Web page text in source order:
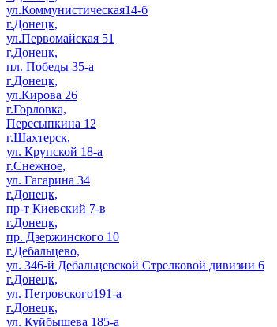
ул.Коммунистическая14-б
г.Донецк,
ул.Первомайская 51
г.Донецк,
пл. Победы 35-а
г.Донецк,
ул.Кирова 26
г.Горловка,
Пересыпкина 12
г.Шахтерск,
ул. Крупской 18-а
г.Снежное,
ул. Гагарина 34
г.Донецк,
пр-т Киевский 7-в
г.Донецк,
пр. Дзержинского 10
г.Дебальцево,
ул. 346-й Дебальцевской Стрелковой дивизии 6
г.Донецк,
ул. Петровского191-а
г.Донецк,
ул. Куйбышева 185-а